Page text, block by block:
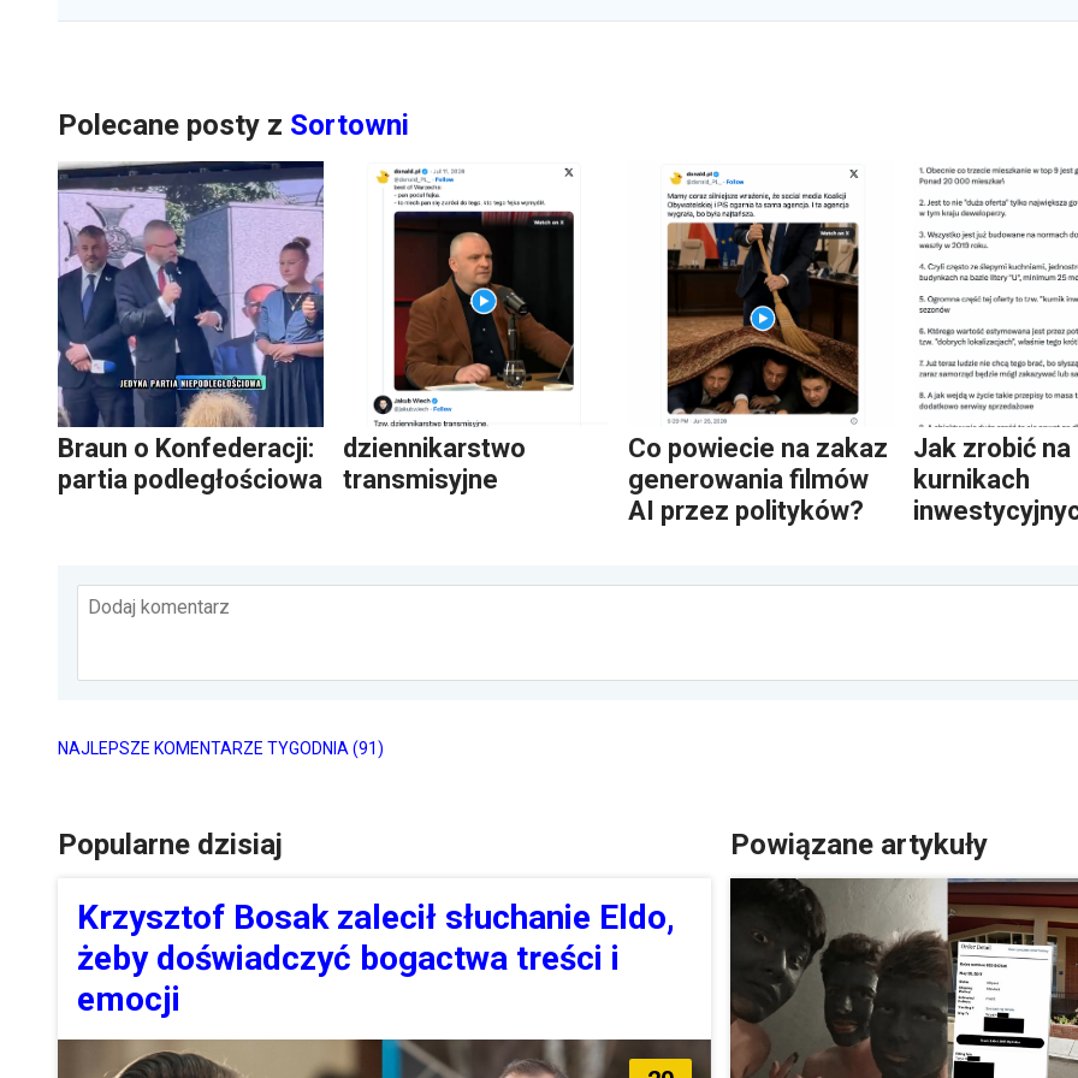
Polecane posty z Sortowni
Braun o Konfederacji:
partia podległościowa
dziennikarstwo
transmisyjne
Co powiecie na zakaz
generowania filmów
AI przez polityków?
Jak zrobić na
kurnikach
Dodaj komentarz
NAJLEPSZE KOMENTARZE TYGODNIA(91)
Popularne dzisiaj
Krzysztof Bosak zalecił słuchanie Eldo,
żeby doświadczyć bogactwa treści i
emocji
Powiązane artykuły